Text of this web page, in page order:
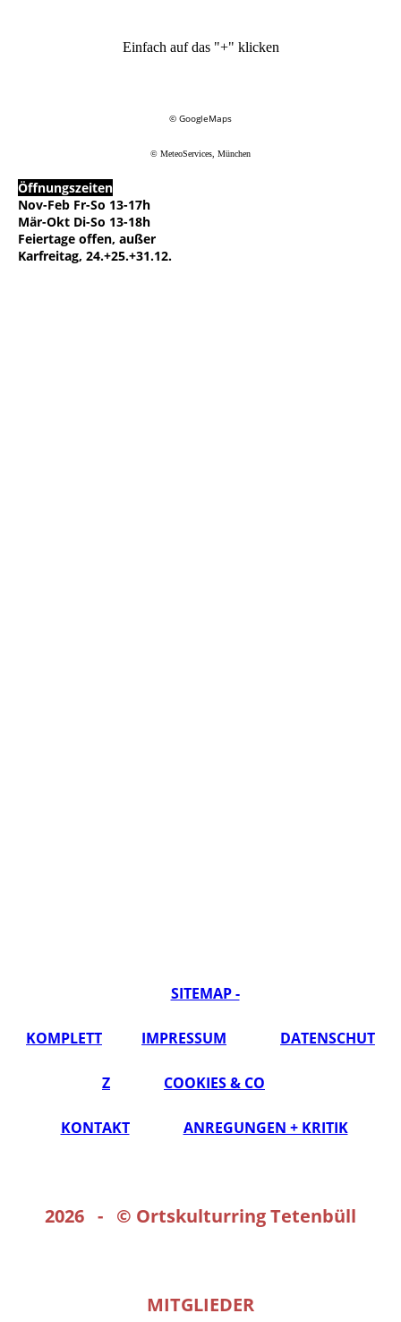
Einfach auf das "+" klicken
© GoogleMaps
© MeteoServices, München
Öffnungszeiten
Nov-Feb Fr-So 13-17h
Mär-Okt Di-So 13-18h
Feiertage offen, außer
Karfreitag, 24.+25.+31.12.
SITEMAP -
KOMPLETT IMPRESSUM DATENSCHUT
Z COOKIES & CO
KONTAKT ANREGUNGEN + KRITIK
2026 - © Ortskulturring Tetenbüll
MITGLIEDER